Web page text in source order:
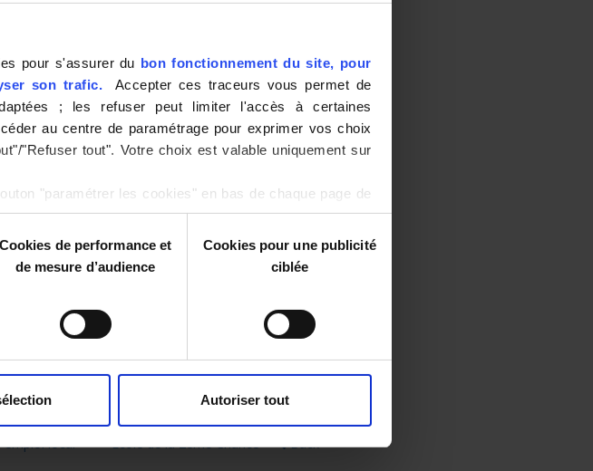
pour s'assurer du bon fonctionnement du site, pour
son trafic. Accepter ces traceurs vous permet de
; les refuser peut limiter l'accès à certaines
au centre de paramétrage pour exprimer vos choix
"Refuser tout". Votre choix est valable uniquement sur
"paramétrer les cookies" en bas de chaque page de
Cookies de performance et
de mesure d’audience
Cookies pour une publicité
ciblée
Autoriser tout
Des Talents culture Talents Réunion export
textile
Back
emploi local Ecole de la 2ème Chance Back